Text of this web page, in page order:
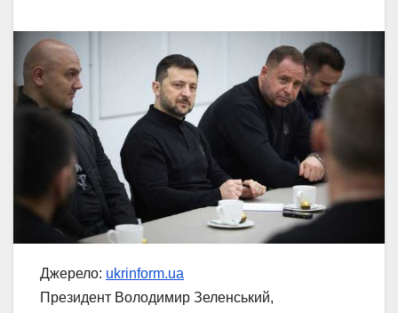
Джерело: ukrinform.ua
Президент Володимир Зеленський,